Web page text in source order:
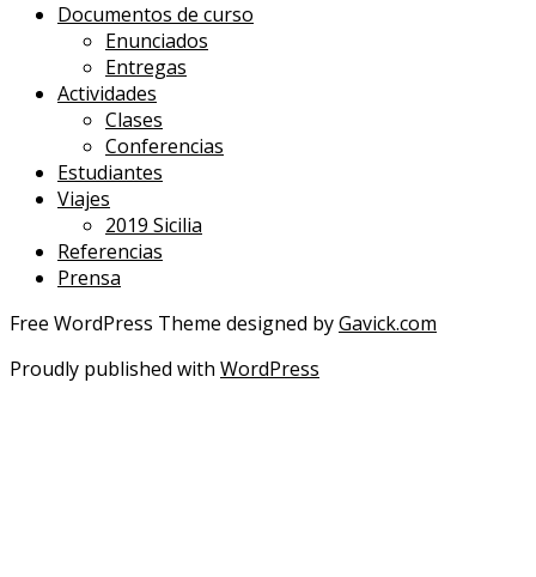
Documentos de curso
Enunciados
Entregas
Actividades
Clases
Conferencias
Estudiantes
Viajes
2019 Sicilia
Referencias
Prensa
Free WordPress Theme designed byGavick.com
Proudly published with WordPress